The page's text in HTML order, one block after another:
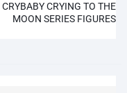
CRYBABY CRYING TO THE
MOON SERIES FIGURES